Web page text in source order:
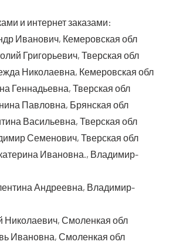
и интер­нет заказами:
Ива­но­вич, Кеме­ров­ская обл
Гри­го­рье­вич, Твер­ская обл
Нико­ла­ев­на, Кеме­ров­ская обл
Ген­на­дьев­на, Твер­ская обл
Пав­лов­на, Брян­ская обл
Васи­льев­на, Твер­ская обл
Семе­но­вич, Твер­ская обл
Ива­нов­на., Вла­ди­мир­
Андре­ев­на, Вла­ди­мир­
Нико­ла­е­вич, Смо­лен­кая обл
Ива­нов­на, Смо­лен­кая обл